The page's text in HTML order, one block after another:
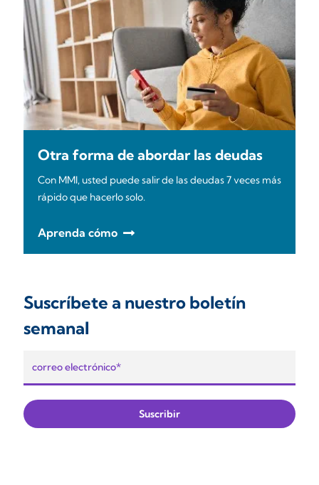
Otra forma de abordar las deudas
Con MMI, usted puede salir de las deudas 7 veces más
rápido que hacerlo solo.
Aprenda cómo
Suscríbete a nuestro boletín
semanal